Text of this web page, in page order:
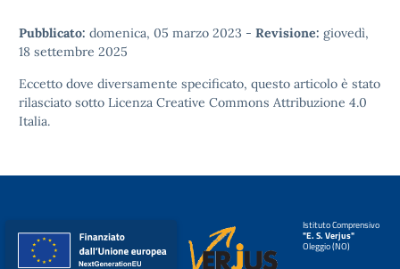
Pubblicato: domenica, 05 marzo 2023 - Revisione: giovedì,
18 settembre 2025
Eccetto dove diversamente specificato, questo articolo è stato
rilasciato sotto Licenza Creative Commons Attribuzione 4.0
Italia.
Istituto Comprensivo
"E. S. Verjus"
Oleggio (NO)